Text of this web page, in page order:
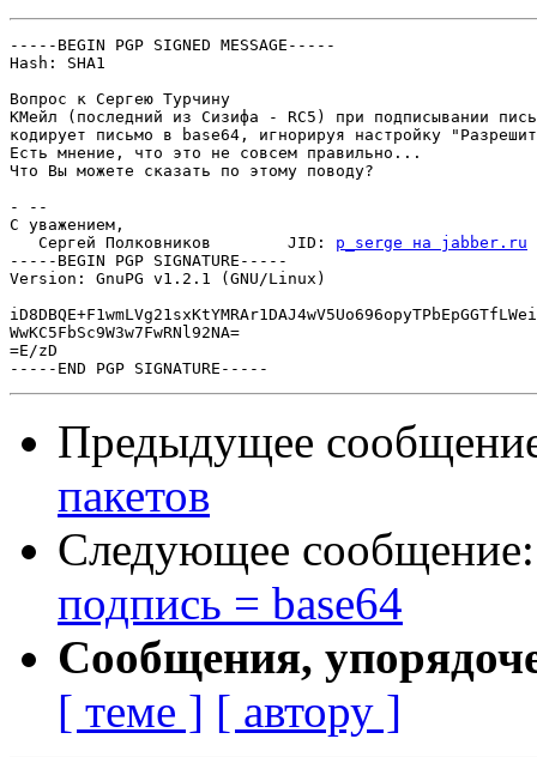
-----BEGIN PGP SIGNED MESSAGE-----
Hash: SHA1
Вопрос к Сергею Турчину
КМейл (последний из Сизифа - RC5) при подписывании
кодирует письмо в base64, игнорируя настройку
Есть мнение, что это не совсем правильно...
Что Вы можете сказать по этому поводу?
- --
С уважением,
   Сергей Полковников        JID:
p_serge на jabber.ru
-----BEGIN PGP SIGNATURE-----
Version: GnuPG v1.2.1 (GNU/Linux)
WwKC5FbSc9W3w7FwRNl92NA=
=E/zD
Предыдущее
пакетов
Следующее
подпись = base64
Сообщения,
[ теме ] [ автору ]